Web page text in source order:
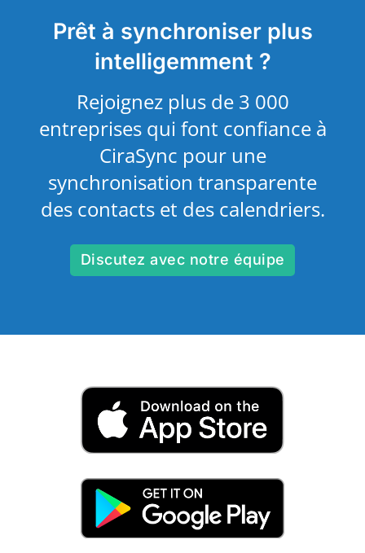
Prêt à synchroniser plus
intelligemment ?
Rejoignez plus de 3 000
entreprises qui font confiance à
CiraSync pour une
synchronisation transparente
des contacts et des calendriers.
Discutez avec notre équipe